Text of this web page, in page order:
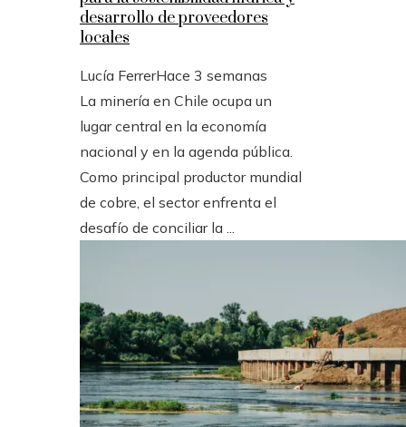
desarrollo de proveedores
locales
Lucía FerrerHace 3 semanas
La minería en Chile ocupa un
lugar central en la economía
nacional y en la agenda pública.
Como principal productor mundial
de cobre, el sector enfrenta el
desafío de conciliar la ...